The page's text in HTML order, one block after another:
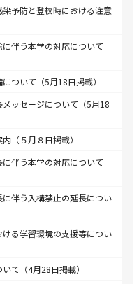
染予防と登校時における注意
に伴う本学の対応について
ついて（5月18日掲載）
メッセージについて（5月18
（５月８日掲載）
に伴う本学の対応について
に伴う入構禁止の延長につい
ける学習環境の支援等につい
て（4月28日掲載）